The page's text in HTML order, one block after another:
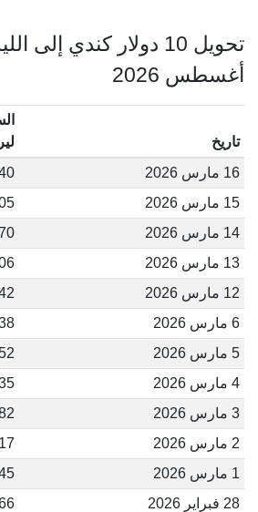
تحويل 10 دولار كندي إلى
أغسطس 2026
تاريخ
16 مارس 2026
15 مارس 2026
14 مارس 2026
13 مارس 2026
12 مارس 2026
6 مارس 2026
5 مارس 2026
4 مارس 2026
3 مارس 2026
2 مارس 2026
1 مارس 2026
28 فبراير 2026